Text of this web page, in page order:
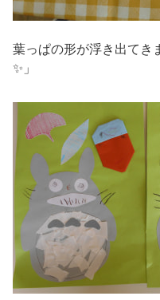
葉っぱの形が浮き出てき
✨」